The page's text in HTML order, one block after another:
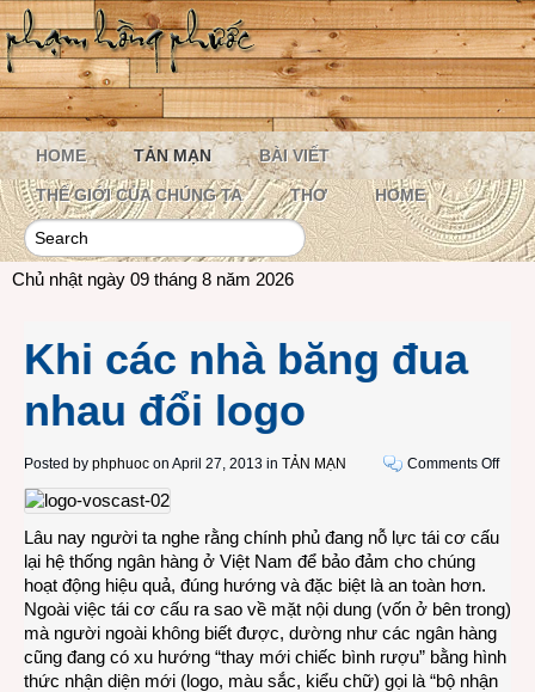
HOME TẢN MẠN BÀI VIẾT
THẾ GIỚI CỦA CHÚNG TA THƠ HOME
Chủ nhật ngày 09 tháng 8 năm 2026
Khi các nhà băng đua
nhau đổi logo
Posted by phphuoc on April 27, 2013 in TẢN MẠN Comments Offon
nhà
nhau
logo
Lâu nay người ta nghe rằng chính phủ đang nỗ lực tái cơ cấu
lại hệ thống ngân hàng ở Việt Nam để bảo đảm cho chúng
hoạt động hiệu quả, đúng hướng và đặc biệt là an toàn hơn.
Ngoài việc tái cơ cấu ra sao về mặt nội dung (vốn ở bên trong)
mà người ngoài không biết được, dường như các ngân hàng
cũng đang có xu hướng “thay mới chiếc bình rượu” bằng hình
thức nhận diện mới (logo, màu sắc, kiểu chữ) gọi là “bộ nhận